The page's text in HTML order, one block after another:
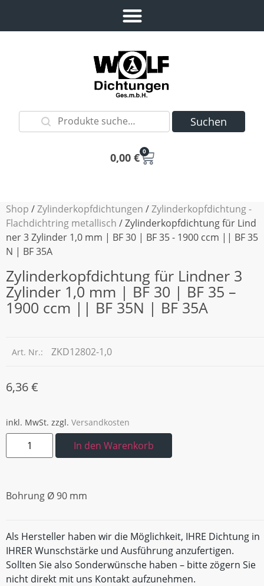
Suchen
0,00 € 0
Shop /Zylinderkopfdichtungen /Zylinderkopfdichtung -
Flachdichtring metallisch / Zylinderkopfdichtung für Lind
ner 3 Zylinder 1,0 mm | BF 30 | BF 35 - 1900 ccm || BF 35
N | BF 35A
Zylinderkopfdichtung für Lindner 3
Zylinder 1,0 mm | BF 30 | BF 35 –
1900 ccm || BF 35N | BF 35A
Art. Nr.: ZKD12802-1,0
6,36€
inkl. MwSt. zzgl. Versandkosten
In den Warenkorb
Bohrung Ø 90 mm
Als Hersteller haben wir die Möglichkeit, IHRE Dichtung in
IHRER Wunschstärke und Ausführung anzufertigen.
Sollten Sie also Sonderwünsche haben – bitte zögern Sie
nicht direkt mit uns Kontakt aufzunehmen.